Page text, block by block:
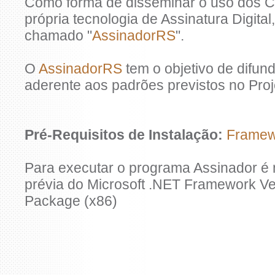
própria tecnologia de Assinatura
chamado "AssinadorRS".
O AssinadorRS tem o objetivo de
aderente aos padrões previstos no
Pré-Requisitos de Instalação:
Para executar o programa Assinador
prévia do Microsoft .NET Framework
Package (x86)